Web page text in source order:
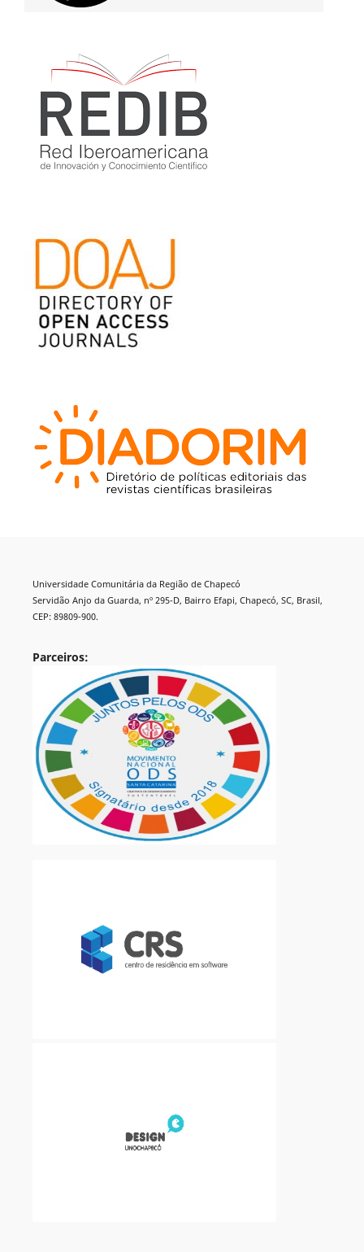
Universidade Comunitária da Região de Chapecó
Servidão Anjo da Guarda, nº 295-D, Bairro Efapi, Chapecó, SC, Brasil,
CEP: 89809-900.
Parceiros: